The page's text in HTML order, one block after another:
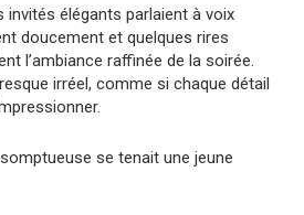
invités élégants parlaient à voix
doucement et quelques rires
l’ambiance raffinée de la soirée.
irréel, comme si chaque détail
se tenait une jeune